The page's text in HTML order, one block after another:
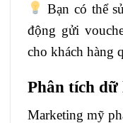
Bạn có thể
động gửi
cho khách hàng
Phân tích dữ
Marketing mỹ